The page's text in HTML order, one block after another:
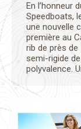
En l’honneur
Speedboats,
une nouvelle
première au
rib de près
semi-rigide
polyvalence.